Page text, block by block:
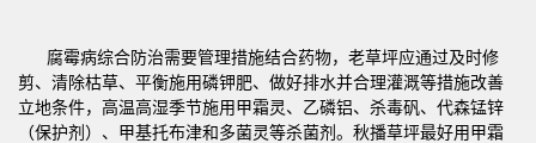
腐霉病综合防治需要管理措施结合药物，老草坪应通过及时修
剪、清除枯草、平衡施用磷钾肥、做好排水并合理灌溉等措施改善
立地条件，高温高湿季节施用甲霜灵、乙磷铝、杀毒矾、代森锰锌
（保护剂）、甲基托布津和多菌灵等杀菌剂。秋播草坪最好用甲霜